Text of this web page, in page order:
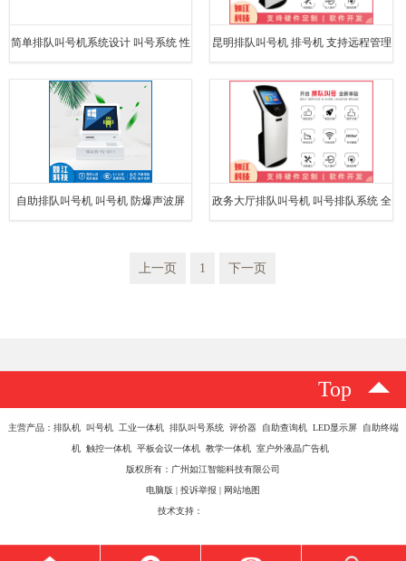
简单排队叫号机系统设计 叫号系统 性 昆明排队叫号机 排号机 支持远程管理
自助排队叫号机 叫号机 防爆声波屏 政务大厅排队叫号机 叫号排队系统 全
上一页 1 下一页
Top
主营产品：排队机 叫号机 工业一体机 排队叫号系统 评价器 自助查询机 LED显示屏 自助终端
机 触控一体机 平板会议一体机 教学一体机 室户外液晶广告机
版权所有：广州如江智能科技有限公司
电脑版 投诉举报 网站地图
技术支持：